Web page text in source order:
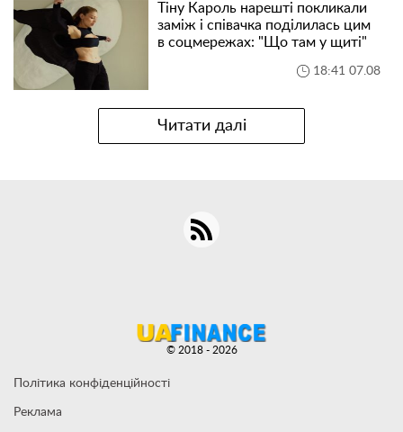
Тіну Кароль нарешті покликали
заміж і співачка поділилась цим
в соцмережах: "Що там у щиті"
18:41 07.08
Читати далі
Політика конфіденційності
Реклама
© 2018 - 2026